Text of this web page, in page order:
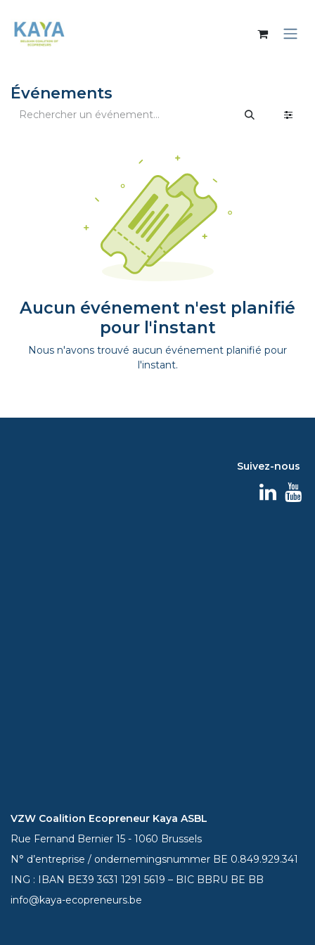
Événements
Aucun événement n'est planifié
pour l'instant
Nous n'avons trouvé aucun événement planifié pour
l'instant.
Suivez-nous
VZW Coalition Ecopreneur Kaya ASBL
Rue Fernand Bernier 15 - 1060 Brussels
N° d’entreprise / ondernemingsnummer BE 0.849.929.341
ING : IBAN BE393631 1291 5619 – BIC BBRU BE BB
info@kaya-ecopreneurs.be